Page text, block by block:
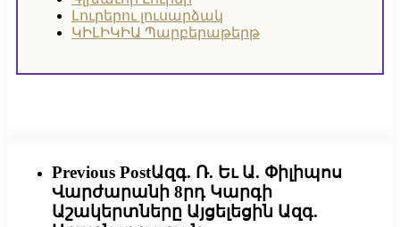
Լուրերու լուսարձակ
ԿԻԼԻԿԻԱ Պարբերաթերթ
Previous PostԱզգ. Ռ. Եւ Ա. Փիլիպոս
Վարժարանի 8րդ Կարգի
Աշակերտները Այցելեցին Ազգ.